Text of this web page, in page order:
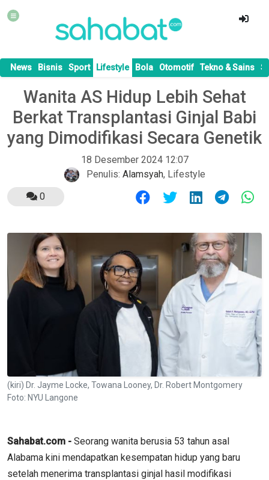
News Bisnis Sport Lifestyle Bola Otomotif Tekno & Sains
Wanita AS Hidup Lebih Sehat
Berkat Transplantasi Ginjal Babi
yang Dimodifikasi Secara Genetik
18 Desember 2024 12:07
Penulis: Alamsyah, Lifestyle
0
(kiri) Dr. Jayme Locke, Towana Looney, Dr. Robert Montgomery
Foto: NYU Langone
Sahabat.com - Seorang wanita berusia 53 tahun asal
Alabama kini mendapatkan kesempatan hidup yang baru
setelah menerima transplantasi ginjal hasil modifikasi